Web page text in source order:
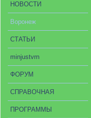
НОВОСТИ
Воронеж
СТАТЬИ
minjustvrn
ФОРУМ
СПРАВОЧНАЯ
ПРОГРАММЫ